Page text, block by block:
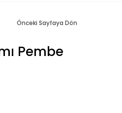
Önceki Sayfaya Dön
Pembe